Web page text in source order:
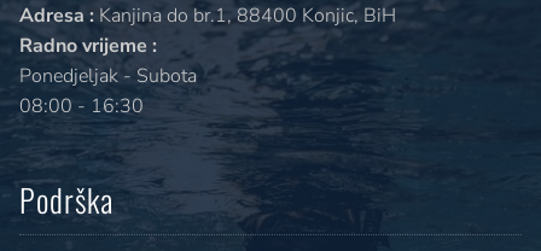
Adresa : Kanjina do br.1, 88400 Konjic, BiH
Radno vrijeme :
Ponedjeljak - Subota
08:00 - 16:30
Podrška